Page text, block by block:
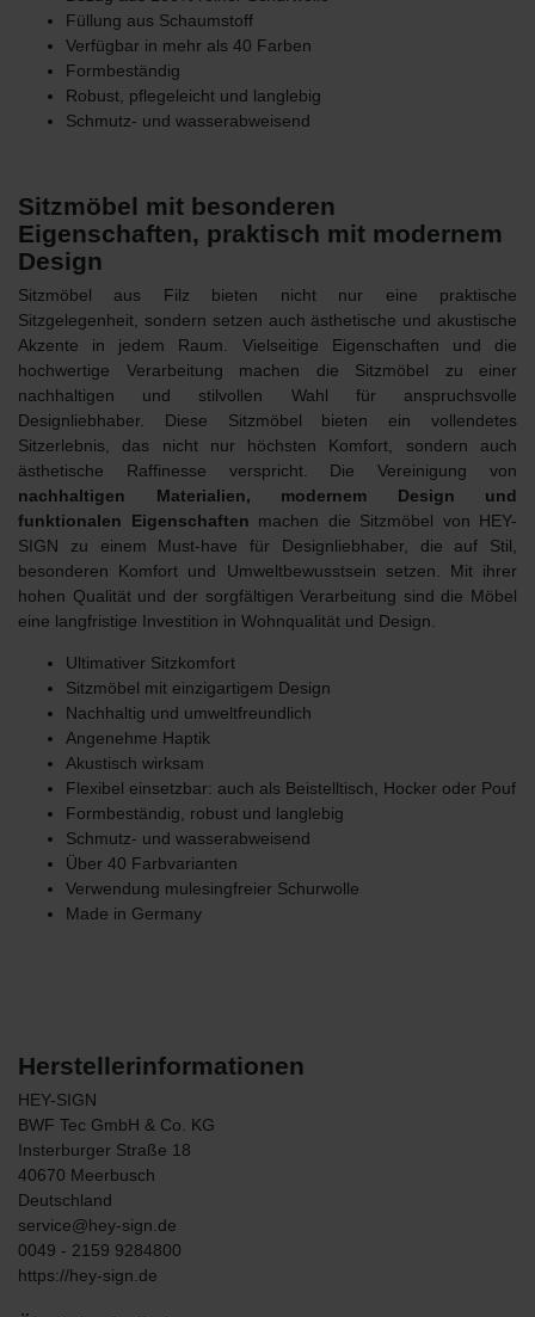
Füllung aus Schaumstoff
Verfügbar in mehr als 40 Farben
Formbeständig
Robust, pflegeleicht und langlebig
Schmutz- und wasserabweisend
Sitzmöbel mit besonderen
Eigenschaften, praktisch mit modernem
Design
Sitzmöbel aus Filz bieten nicht nur eine praktische
Sitzgelegenheit, sondern setzen auch ästhetische und akustische
Akzente in jedem Raum. Vielseitige Eigenschaften und die
hochwertige Verarbeitung machen die Sitzmöbel zu einer
nachhaltigen und stilvollen Wahl für anspruchsvolle
Designliebhaber. Diese Sitzmöbel bieten ein vollendetes
Sitzerlebnis, das nicht nur höchsten Komfort, sondern auch
ästhetische Raffinesse verspricht. Die Vereinigung von
nachhaltigen Materialien, modernem Design und
funktionalen Eigenschaften machen die Sitzmöbel von HEY-
SIGN zu einem Must-have für Designliebhaber, die auf Stil,
besonderen Komfort und Umweltbewusstsein setzen. Mit ihrer
hohen Qualität und der sorgfältigen Verarbeitung sind die Möbel
eine langfristige Investition in Wohnqualität und Design.
Ultimativer Sitzkomfort
Sitzmöbel mit einzigartigem Design
Nachhaltig und umweltfreundlich
Angenehme Haptik
Akustisch wirksam
Flexibel einsetzbar: auch als Beistelltisch, Hocker oder Pouf
Formbeständig, robust und langlebig
Schmutz- und wasserabweisend
Über 40 Farbvarianten
Verwendung mulesingfreier Schurwolle
Made in Germany
Herstellerinformationen
HEY-SIGN
BWF Tec GmbH & Co. KG
Insterburger Straße 18
40670 Meerbusch
Deutschland
service@hey-sign.de
0049 - 2159 9284800
https://hey-sign.de